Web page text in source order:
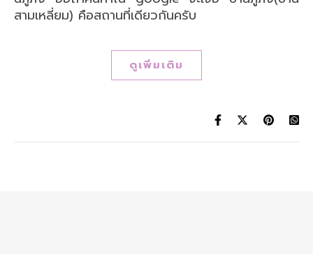
สามเหลี่ยม) คือสถานที่เดียวกันครับ
ดูเพิ่มเติม